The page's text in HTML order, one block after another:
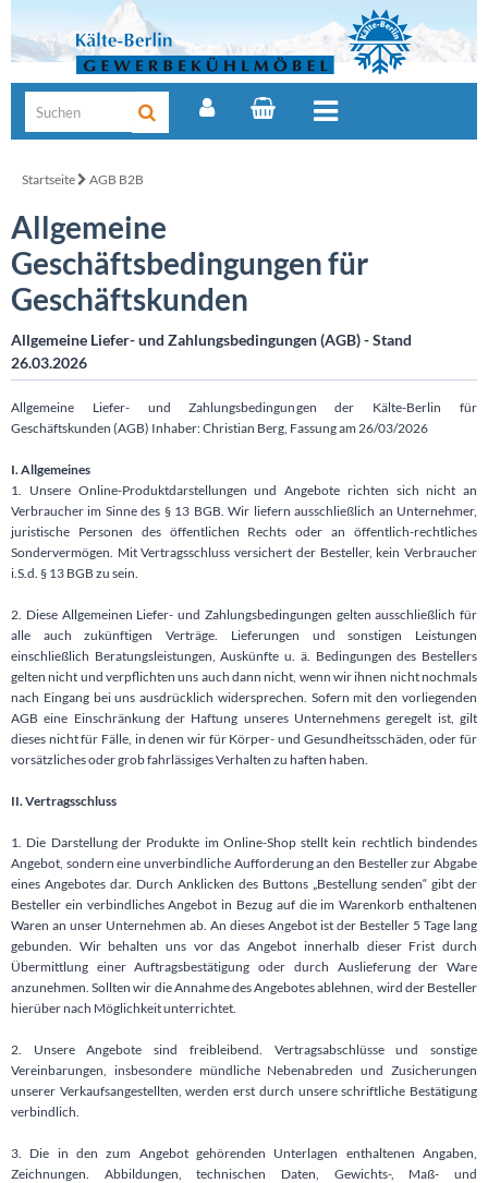
Startseite AGB B2B
Allgemeine
Geschäftsbedingungen für
Geschäftskunden
Allgemeine Liefer- und Zahlungsbedingungen (AGB) - Stand
26.03.2026
Allgemeine Liefer- und Zahlungsbedingungen der Kälte-Berlin für
Geschäftskunden (AGB) Inhaber: Christian Berg, Fassung am 26/03/2026
I. Allgemeines
1. Unsere Online-Produktdarstellungen und Angebote richten sich nicht an
Verbraucher im Sinne des § 13 BGB. Wir liefern ausschließlich an Unternehmer,
juristische Personen des öffentlichen Rechts oder an öffentlich-rechtliches
Sondervermögen. Mit Vertragsschluss versichert der Besteller, kein Verbraucher
i.S.d. § 13 BGB zu sein.
2. Diese Allgemeinen Liefer- und Zahlungsbedingungen gelten ausschließlich für
alle auch zukünftigen Verträge. Lieferungen und sonstigen Leistungen
einschließlich Beratungsleistungen, Auskünfte u. ä. Bedingungen des Bestellers
gelten nicht und verpflichten uns auch dann nicht, wenn wir ihnen nicht nochmals
nach Eingang bei uns ausdrücklich widersprechen. Sofern mit den vorliegenden
AGB eine Einschränkung der Haftung unseres Unternehmens geregelt ist, gilt
dieses nicht für Fälle, in denen wir für Körper- und Gesundheitsschäden, oder für
vorsätzliches oder grob fahrlässiges Verhalten zu haften haben.
II. Vertragsschluss
1. Die Darstellung der Produkte im Online-Shop stellt kein rechtlich bindendes
Angebot, sondern eine unverbindliche Aufforderung an den Besteller zur Abgabe
eines Angebotes dar. Durch Anklicken des Buttons „Bestellung senden“ gibt der
Besteller ein verbindliches Angebot in Bezug auf die im Warenkorb enthaltenen
Waren an unser Unternehmen ab. An dieses Angebot ist der Besteller 5 Tage lang
gebunden. Wir behalten uns vor das Angebot innerhalb dieser Frist durch
Übermittlung einer Auftragsbestätigung oder durch Auslieferung der Ware
anzunehmen. Sollten wir die Annahme des Angebotes ablehnen, wird der Besteller
hierüber nach Möglichkeit unterrichtet.
2. Unsere Angebote sind freibleibend. Vertragsabschlüsse und sonstige
Vereinbarungen, insbesondere mündliche Nebenabreden und Zusicherungen
unserer Verkaufsangestellten, werden erst durch unsere schriftliche Bestätigung
verbindlich.
3. Die in den zum Angebot gehörenden Unterlagen enthaltenen Angaben,
Zeichnungen. Abbildungen, technischen Daten, Gewichts-, Maß- und